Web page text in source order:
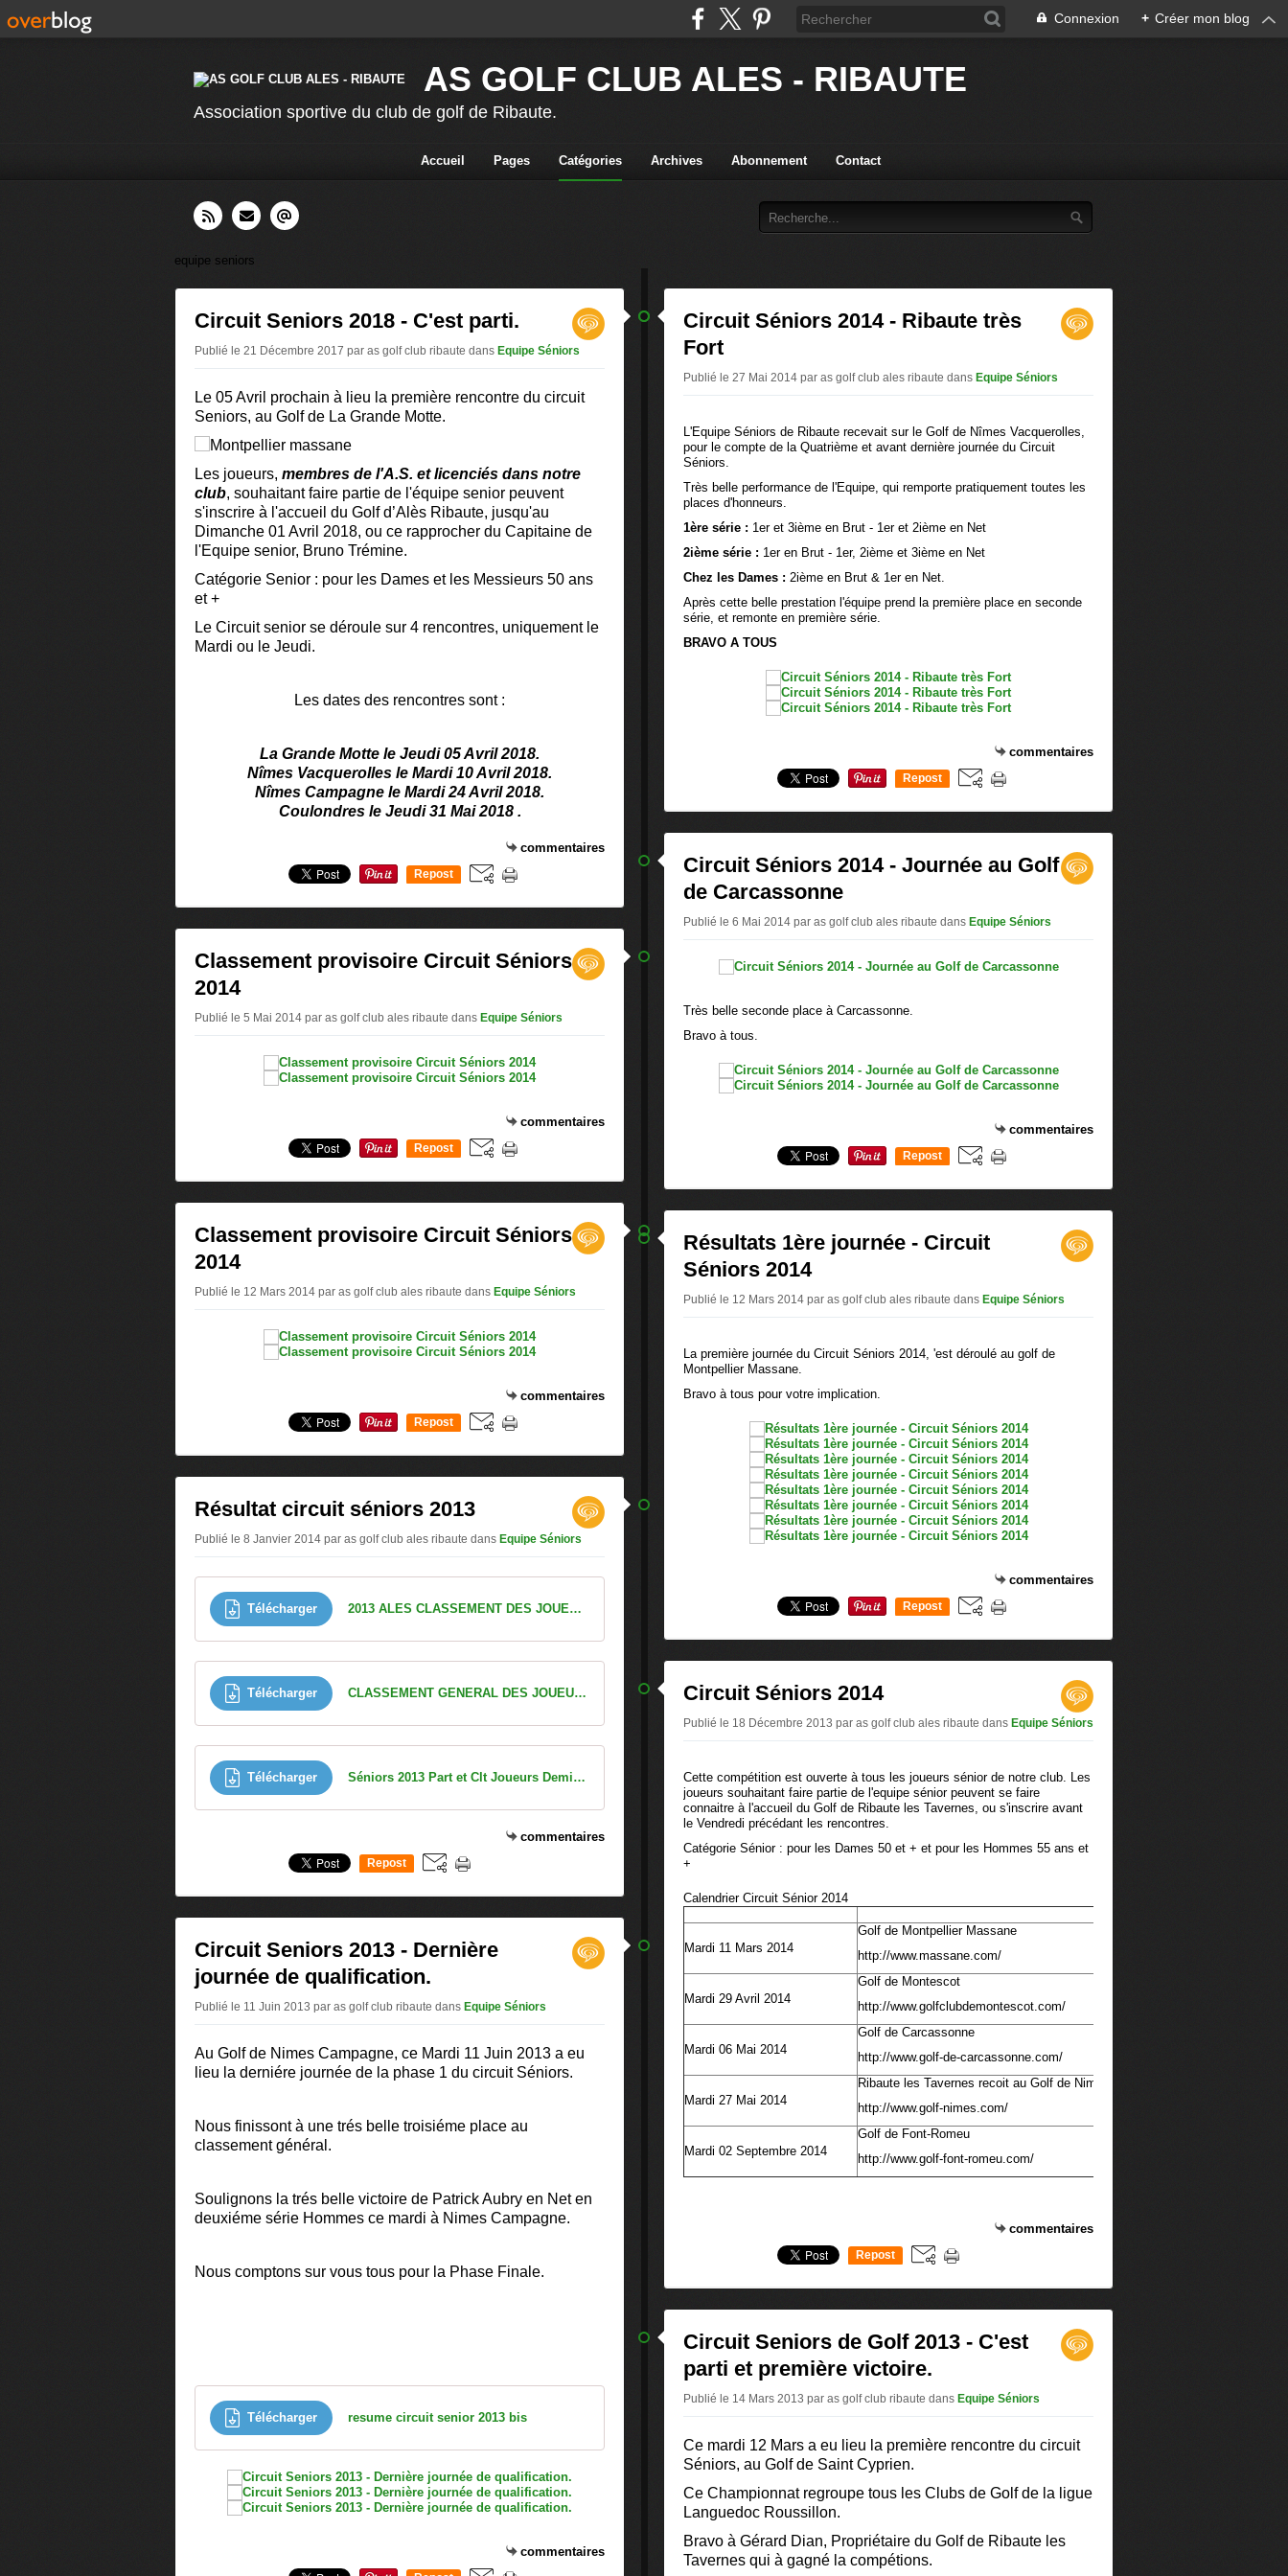
Connexion + Créer mon blog
AS GOLF CLUB ALES - RIBAUTE
Association sportive du club de golf de Ribaute.
Accueil Pages Catégories Archives Abonnement Contact
equipe seniors
Circuit Seniors 2018 - C'est parti.
Publié le 21 Décembre 2017 par as golf club ribaute dans Equipe Séniors
Le 05 Avril prochain à lieu la première rencontre du circuit
Seniors, au Golf de La Grande Motte.
Les joueurs, membres de l'A.S. et licenciés dans notre
club, souhaitant faire partie de l'équipe senior peuvent
s'inscrire à l'accueil du Golfd’Alès Ribaute, jusqu'au
Dimanche 01 Avril 2018, ou ce rapprocher du Capitaine de
l'Equipe senior, Bruno Trémine.
Catégorie Senior : pour les Dames et les Messieurs 50 ans
et +
Le Circuitsenior se déroule sur 4 rencontres, uniquement le
Mardi ou le Jeudi.
Les dates des rencontres sont :
La Grande Motte le Jeudi 05 Avril 2018.
Nîmes Vacquerolles le Mardi 10 Avril 2018.
Nîmes Campagne le Mardi 24 Avril 2018.
Coulondres le Jeudi 31 Mai 2018 .
commentaires
Repost
Classement provisoire Circuit Séniors
2014
Publié le 5 Mai 2014 par as golf club ales ribaute dans Equipe Séniors
commentaires
Repost
Classement provisoire Circuit Séniors
2014
Publié le 12 Mars 2014 par as golf club ales ribaute dans Equipe Séniors
commentaires
Repost
Résultat circuit séniors 2013
Publié le 8 Janvier 2014 par as golf club ales ribaute dans Equipe Séniors
Télécharger 2013 ALES CLASSEMENT DES JOUEURS + DEMIE FINALE
Télécharger CLASSEMENT GENERAL DES JOUEURS ET JOUEUSES SENIORS 2013
Télécharger Séniors 2013 Part et Clt Joueurs Demies Finales
commentaires
Repost
Circuit Seniors 2013 - Dernière
journée de qualification.
Publié le 11 Juin 2013 par as golf club ribaute dans Equipe Séniors
Au Golf de Nimes Campagne, ce Mardi 11 Juin 2013 a eu
lieu la derniére journée de la phase 1 du circuit Séniors.
Nous finissont à une trés belle troisiéme place au
classement général.
Soulignons la trés belle victoire de Patrick Aubry en Net en
deuxiéme série Hommes ce mardi à Nimes Campagne.
Nous comptons sur vous tous pour la Phase Finale.
Télécharger resume circuit senior 2013 bis
commentaires
Circuit Séniors 2014 - Ribaute très
Fort
Publié le 27 Mai 2014 par as golf club ales ribaute dans Equipe Séniors
L'Equipe Séniors de Ribaute recevait sur le Golf de Nîmes Vacquerolles,
pour le compte de la Quatrième et avant dernière journée du Circuit
Séniors.
Très belle performance de l'Equipe, qui remporte pratiquement toutes les
places d'honneurs.
1ère série : 1er et 3ième en Brut - 1er et 2ième en Net
2ième série : 1er en Brut - 1er, 2ième et 3ième en Net
Chez les Dames : 2ième en Brut & 1er en Net.
Après cette belle prestation l'équipe prend la première place en seconde
série, et remonte en première série.
BRAVO A TOUS
commentaires
Repost
Circuit Séniors 2014 - Journée au Golf
de Carcassonne
Publié le 6 Mai 2014 par as golf club ales ribaute dans Equipe Séniors
Très belle seconde place à Carcassonne.
Bravo à tous.
commentaires
Repost
Résultats 1ère journée - Circuit
Séniors 2014
Publié le 12 Mars 2014 par as golf club ales ribaute dans Equipe Séniors
La première journée du Circuit Séniors 2014, 'est déroulé au golf de
Montpellier Massane.
Bravo à tous pour votre implication.
commentaires
Repost
Circuit Séniors 2014
Publié le 18 Décembre 2013 par as golf club ales ribaute dans Equipe Séniors
Cette compétition est ouverte à tous les joueurs sénior de notre club. Les
joueurs souhaitant faire partie de l'equipe sénior peuvent se faire
connaitre à l'accueil du Golf de Ribaute les Tavernes, ou s'inscrire avant
le Vendredi précédant les rencontres.
Catégorie Sénior : pour les Dames 50 et + et pour les Hommes 55 ans et
+
Calendrier Circuit Sénior 2014
Mardi 11 Mars 2014
Golf de Montpellier Massane
http://www.massane.com/
Mardi 29 Avril 2014
Golf de Montescot
http://www.golfclubdemontescot.com/
Mardi 06 Mai 2014
Golf de Carcassonne
http://www.golf-de-carcassonne.com/
Mardi 27 Mai 2014
Ribaute les Tavernes recoit au Golf de Nimes Vacquerolles.
http://www.golf-nimes.com/
Mardi 02 Septembre 2014
Golf de Font-Romeu
http://www.golf-font-romeu.com/
commentaires
Repost
Circuit Seniors de Golf 2013 - C'est
parti et première victoire.
Publié le 14 Mars 2013 par as golf club ribaute dans Equipe Séniors
Ce mardi 12 Mars a eu lieu la première rencontre du circuit
Séniors, au Golf de Saint Cyprien.
Ce Championnat regroupe tous les Clubs de Golf de la ligue
Languedoc Roussillon.
Bravo à Gérard Dian, Propriétaire du Golf de Ribaute les
Tavernes qui à gagné la compétions.